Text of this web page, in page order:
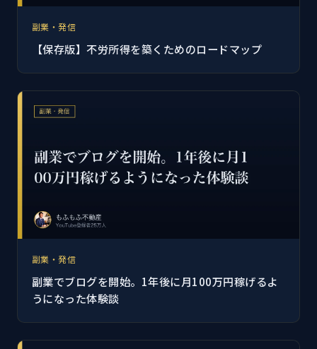
副業・発信
【保存版】不労所得を築くためのロードマップ
副業・発信
副業でブログを開始。1年後に月100万円稼げるよ
うになった体験談